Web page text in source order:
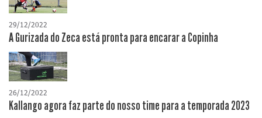
29/12/2022
A Gurizada do Zeca está pronta para encarar a Copinha
26/12/2022
Kallango agora faz parte do nosso time para a temporada 2023